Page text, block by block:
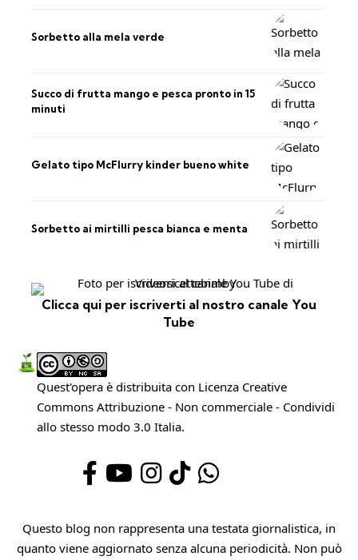
Sorbetto alla mela verde
Succo di frutta mango e pesca pronto in 15
minuti
Gelato tipo McFlurry kinder bueno white
Sorbetto ai mirtilli pesca bianca e menta
Clicca qui per iscriverti al nostro canale You
Tube
Quest'opera è distribuita con Licenza Creative
Commons Attribuzione - Non commerciale - Condividi
allo stesso modo 3.0 Italia.
Questo blog non rappresenta una testata giornalistica, in
quanto viene aggiornato senza alcuna periodicità. Non può